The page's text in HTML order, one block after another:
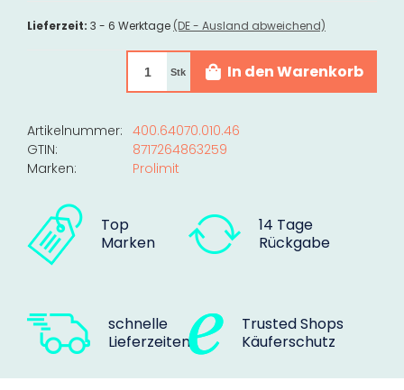
Lieferzeit: 3 - 6 Werktage (DE - Ausland abweichend)
Stk In den Warenkorb
Artikelnummer: 400.64070.010.46
GTIN:
8717264863259
Marken:
Prolimit
Top
Marken
14 Tage
Rückgabe
schnelle
Lieferzeiten
Trusted Shops
Käuferschutz